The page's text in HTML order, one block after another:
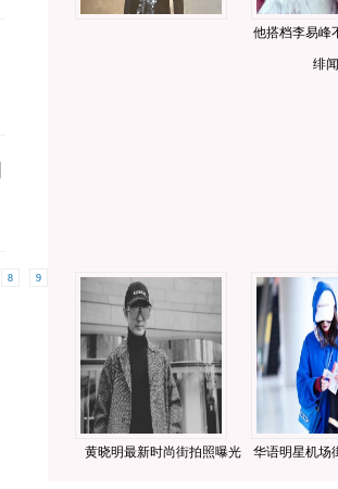
8 9 下一页
他搭档李易峰
绯
黄晓明最新时尚街拍照曝光 华语明星机场